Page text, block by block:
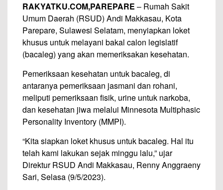
RAKYATKU.COM,PAREPARE – Rumah Sakit
Umum Daerah (RSUD) Andi Makkasau, Kota
Parepare, Sulawesi Selatam, menyiapkan loket
khusus untuk melayani bakal calon legislatif
(bacaleg) yang akan memeriksakan kesehatan.
Pemeriksaan kesehatan untuk bacaleg, di
antaranya pemeriksaan jasmani dan rohani,
meliputi pemeriksaan fisik, urine untuk narkoba,
dan kesehatan jiwa melalui Minnesota Multiphasic
Personality Inventory (MMPI).
“Kita siapkan loket khusus untuk bacaleg. Hal itu
telah kami lakukan sejak minggu lalu,” ujar
Direktur RSUD Andi Makkasau, Renny Anggraeny
Sari, Selasa (9/5/2023).